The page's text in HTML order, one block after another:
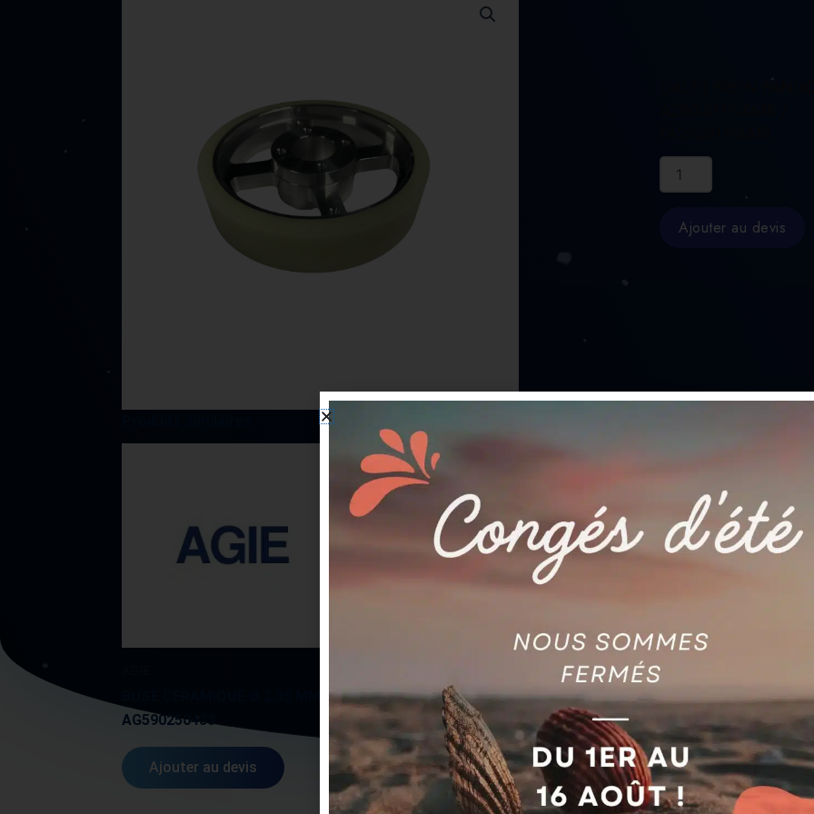
GALET FREIN
quantité
FREIN
FANUC
Ajouter au devis
AG590250433
Ajouter au devis
AGIE
GUIDE SAPHIR INF 14X20 Ø 9MM
Ajouter au devis
AGIE
BATTERIE RECHARGEABLE
YUASA NP24-12
Ajouter au devis